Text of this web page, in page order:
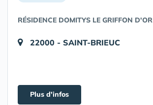
RÉSIDENCE DOMITYS LE GRIFFON D'OR
22000 - SAINT-BRIEUC
Plus d'infos